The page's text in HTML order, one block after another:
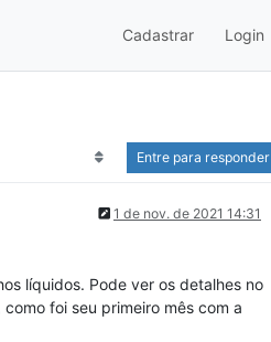
Cadastrar Login
Entre para responder
1 de nov. de 2021 14:31
líquidos. Pode ver os detalhes no
foi seu primeiro mês com a